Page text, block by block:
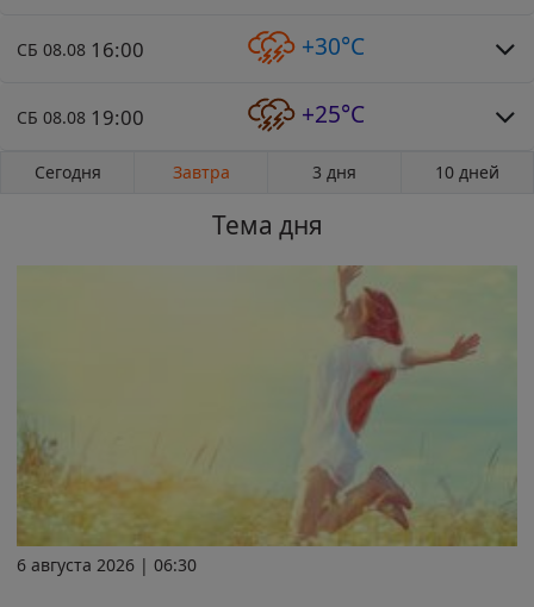
СБ 08.08 16:00 +30°C
СБ 08.08 19:00 +25°C
Сегодня Завтра 3 дня 10 дней
Тема дня
6 августа 2026 | 06:30